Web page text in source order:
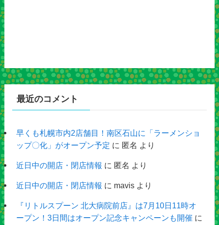
最近のコメント
早くも札幌市内2店舗目！南区石山に「ラーメンショ
ップ〇化」がオープン予定 に 匿名 より
近日中の開店・閉店情報 に 匿名 より
近日中の開店・閉店情報 に mavisより
『リトルスプーン 北大病院前店』は7月10日11時オ
ープン！3日間はオープン記念キャンペーンも開催 に